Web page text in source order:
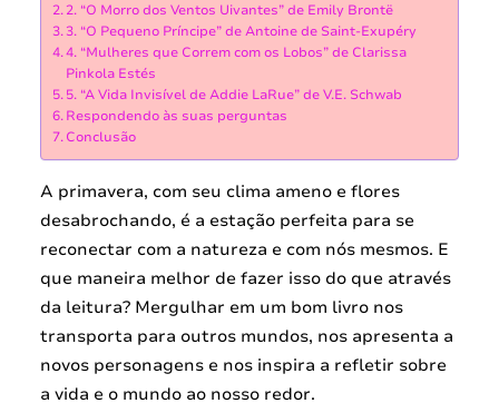
2. “O Morro dos Ventos Uivantes” de Emily Brontë
3. “O Pequeno Príncipe” de Antoine de Saint-Exupéry
4. “Mulheres que Correm com os Lobos” de Clarissa
Pinkola Estés
5. “A Vida Invisível de Addie LaRue” de V.E. Schwab
Respondendo às suas perguntas
Conclusão
A primavera, com seu clima ameno e flores
desabrochando, é a estação perfeita para se
reconectar com a natureza e com nós mesmos. E
que maneira melhor de fazer isso do que através
da leitura? Mergulhar em um bom livro nos
transporta para outros mundos, nos apresenta a
novos personagens e nos inspira a refletir sobre
a vida e o mundo ao nosso redor.